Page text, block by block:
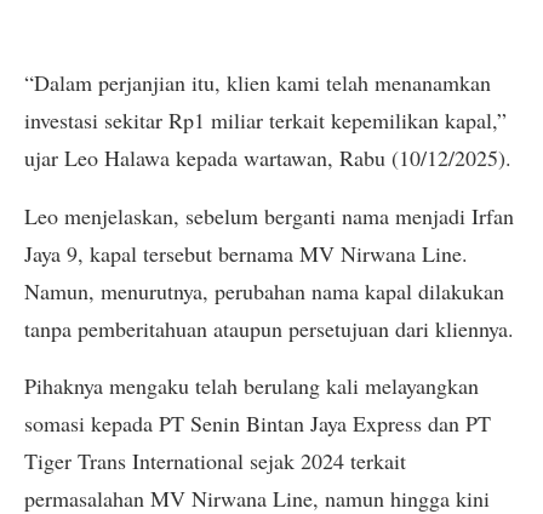
“Dalam perjanjian itu, klien kami telah menanamkan
investasi sekitar Rp1 miliar terkait kepemilikan kapal,”
ujar Leo Halawa kepada wartawan, Rabu (10/12/2025).
Leo menjelaskan, sebelum berganti nama menjadi Irfan
Jaya 9, kapal tersebut bernama MV Nirwana Line.
Namun, menurutnya, perubahan nama kapal dilakukan
tanpa pemberitahuan ataupun persetujuan dari kliennya.
Pihaknya mengaku telah berulang kali melayangkan
somasi kepada PT Senin Bintan Jaya Express dan PT
Tiger Trans International sejak 2024 terkait
permasalahan MV Nirwana Line, namun hingga kini